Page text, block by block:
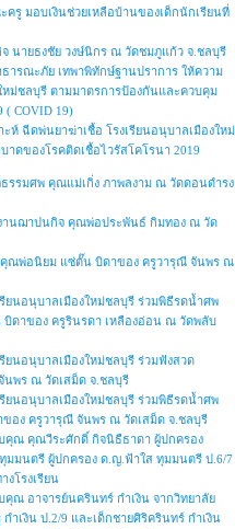
รู มอบเงินช่วยเหลือบ้านของเด็กนักเรียนที่
นายธงชัย วงษ์นิกร ณ วัดชมภูแก้ว จ.ชลบุรี
ารณะภัย เทพาพิทักษ์ฐานปราการ ให้ความ
หม่ชลบุรี ตามมาตรการป้องกันและควบคุม
( COVID 19)
ห์ ฉีดพ่นยาฆ่าเชื้อ โรงเรียนอนุบาลเมืองใหม่
ดของโรคติดเชื้อไวรัสโคโรนา 2019
รรมศพ คุณแม่เกิ่ง ภาพลงาม ณ วัดดอนดำรง
านฌาปนกิจ คุณพ่อประพันธ์ กิมทอง ณ วัด
คุณพ่อนิยม แซ่ตั๊น บิดาของ ครูวารุณี จันพร ณ
ยนอนุบาลเมืองใหม่ชลบุรี ร่วมพิธีรดน้ำศพ
ดาของ ครูรินรดา เหลืองอ่อน ณ วัดพลับ
ยนอนุบาลเมืองใหม่ชลบุรี ร่วมฟังสวด
พร ณ วัดเสม็ด จ.ชลบุรี
ยนอนุบาลเมืองใหม่ชลบุรี ร่วมพิธีรดน้ำศพ
อง ครูวารุณี จันพร ณ วัดเสม็ด จ.ชลบุรี
คุณ คุณวีระศักดิ์ กิจนิธืธาดา ผู้ปกครอง
มนตรี ผู้ปกครอง ด.ญ.ฟ้าใส ทุมมนตรี ป.6/7
โรงเรียน
ณ อาจารย์นครินทร์ กำเงิน จากวิทยาลัย
ำเงิน ป.2/9 และเด็กชายศิริครินทร์ กำเงิน